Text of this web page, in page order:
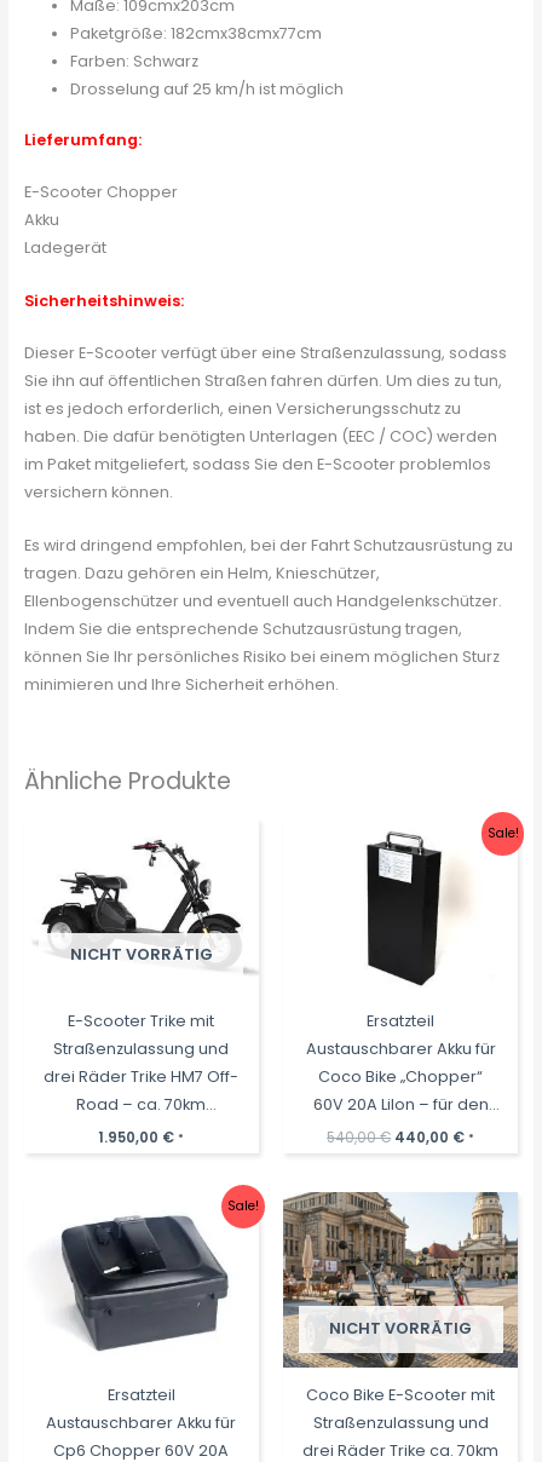
Maße: 109cmx203cm
Paketgröße: 182cmx38cmx77cm
Farben: Schwarz
Drosselung auf 25 km/h ist möglich
Lieferumfang:
E-Scooter Chopper
Akku
Ladegerät
Sicherheitshinweis:
Dieser E-Scooter verfügt über eine Straßenzulassung, sodass
Sie ihn auf öffentlichen Straßen fahren dürfen. Um dies zu tun,
ist es jedoch erforderlich, einen Versicherungsschutz zu
haben. Die dafür benötigten Unterlagen (EEC / COC) werden
im Paket mitgeliefert, sodass Sie den E-Scooter problemlos
versichern können.
Es wird dringend empfohlen, bei der Fahrt Schutzausrüstung zu
tragen. Dazu gehören ein Helm, Knieschützer,
Ellenbogenschützer und eventuell auch Handgelenkschützer.
Indem Sie die entsprechende Schutzausrüstung tragen,
können Sie Ihr persönliches Risiko bei einem möglichen Sturz
minimieren und Ihre Sicherheit erhöhen.
Ähnliche Produkte
NICHT VORRÄTIG
E-Scooter Trike mit
Straßenzulassung und
drei Räder Trike HM7 Off-
Road – ca. 70km
Reichweite, 2 Motoren |
1.950,00 € *
Sale!
Ersatzteil
Austauschbarer Akku für
Coco Bike „Chopper“
60V 20A LiIon – für den
Unterboden
540,00€ Ursprünglicher
440,00 €Aktueller
*
Sale!
Ersatzteil
Austauschbarer Akku für
Cp6 Chopper 60V 20A
NICHT VORRÄTIG
Coco Bike E-Scooter mit
Straßenzulassung und
drei Räder Trike ca. 70km